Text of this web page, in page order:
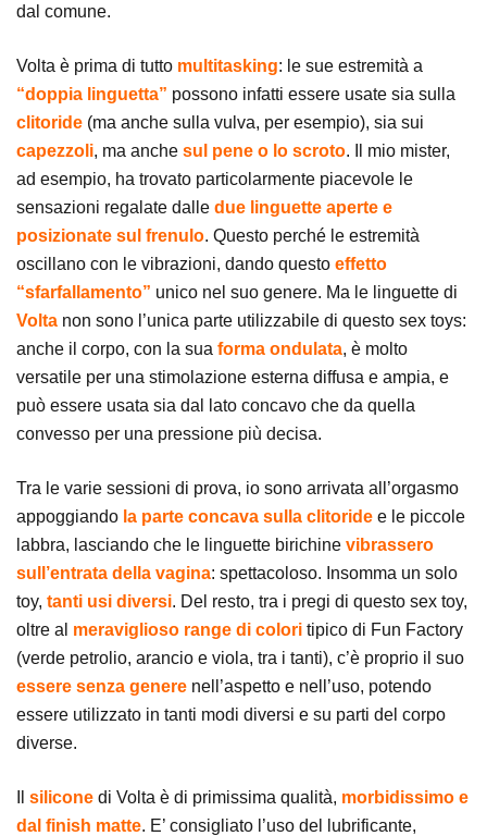
dal comune.
Volta è prima di tutto multitasking: le sue estremità a
“doppia linguetta” possono infatti essere usate sia sulla
clitoride (ma anche sulla vulva, per esempio), sia sui
capezzoli, ma anche sul pene o lo scroto. Il mio mister,
ad esempio, ha trovato particolarmente piacevole le
sensazioni regalate dalle due linguette aperte e
posizionate sul frenulo. Questo perché le estremità
oscillano con le vibrazioni, dando questo effetto
“sfarfallamento” unico nel suo genere. Ma le linguette di
Volta non sono l’unica parte utilizzabile di questo sex toys:
anche il corpo, con la sua forma ondulata, è molto
versatile per una stimolazione esterna diffusa e ampia, e
può essere usata sia dal lato concavo che da quella
convesso per una pressione più decisa.
Tra le varie sessioni di prova, io sono arrivata all’orgasmo
appoggiando la parte concava sulla clitoride e le piccole
labbra, lasciando che le linguette birichine vibrassero
sull’entrata della vagina: spettacoloso. Insomma un solo
toy, tanti usi diversi. Del resto, tra i pregi di questo sex toy,
oltre al meraviglioso range di colori tipico di Fun Factory
(verde petrolio, arancio e viola, tra i tanti), c’è proprio il suo
essere senza genere nell’aspetto e nell’uso, potendo
essere utilizzato in tanti modi diversi e su parti del corpo
diverse.
silicone di Volta è di primissima qualità, morbidissimo e
dal finish matte. E’ consigliato l’uso del lubrificante,